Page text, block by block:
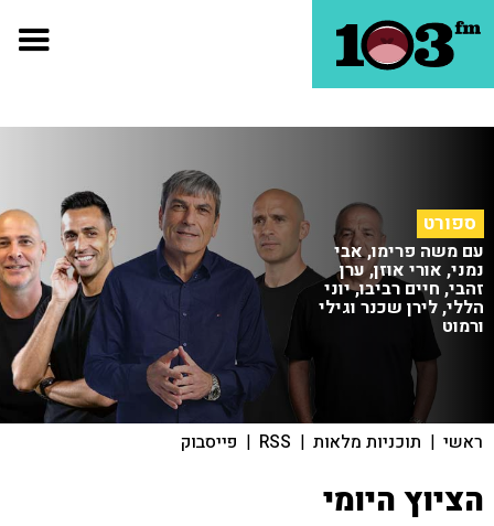
ספורט
עם משה פרימו, אבי
נמני, אורי אוזן, ערן
זהבי, חיים רביבו, יוני
הללי, לירן שכנר וגילי
ורמוט
ראשי | תוכניות מלאות |
RSS
| פייסבוק
הציוץ היומי